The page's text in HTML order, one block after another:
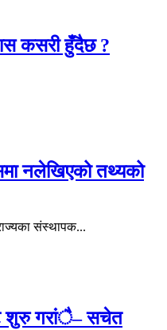
कसरी हुँदैछ ?
नलेखिएको तथ्यको
संस्थापक...
शुरु गरांै– सचेत